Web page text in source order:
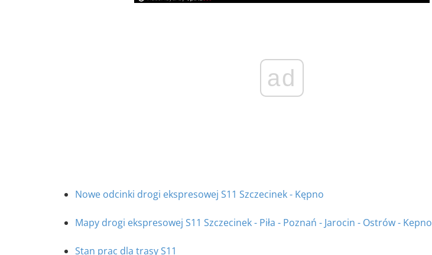
ad
Nowe odcinki drogi ekspresowej S11 Szczecinek - Kępno
Mapy drogi ekspresowej S11 Szczecinek - Piła - Poznań - Jarocin - Ostrów - Kepno
Stan prac dla trasy S11